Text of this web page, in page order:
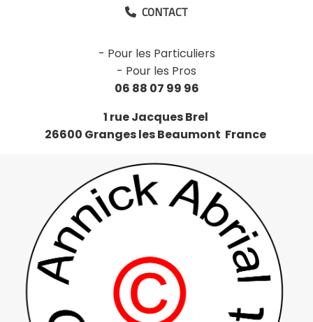
 CONTACT
- Pour les Particuliers
- Pour les Pros
06 88 07 99 96
1 rue Jacques Brel
26600 Granges les Beaumont France